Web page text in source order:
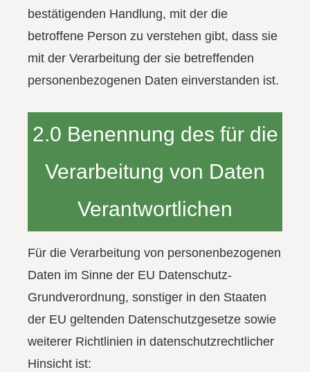
bestätigenden Handlung, mit der die
betroffene Person zu verstehen gibt, dass sie
mit der Verarbeitung der sie betreffenden
personenbezogenen Daten einverstanden ist.
2.0 Benennung des für die
Verarbeitung von Daten
Verantwortlichen
Für die Verarbeitung von personenbezogenen
Daten im Sinne der EU Datenschutz-
Grundverordnung, sonstiger in den Staaten
der EU geltenden Datenschutzgesetze sowie
weiterer Richtlinien in datenschutzrechtlicher
Hinsicht ist: